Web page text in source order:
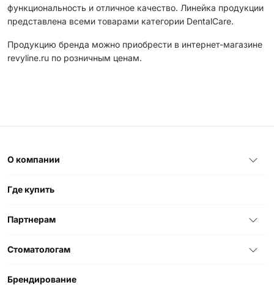
функциональность и отличное качество. Линейка продукции
представлена всеми товарами категории DentalCare.
Продукцию бренда можно приобрести в интернет-магазине
revyline.ru по розничным ценам.
О компании
Где купить
Партнерам
Стоматологам
Брендирование